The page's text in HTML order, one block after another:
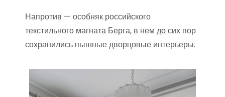
Напротив — особняк российского
текстильного магната Берга, в нем до сих пор
сохранились пышные дворцовые интерьеры.